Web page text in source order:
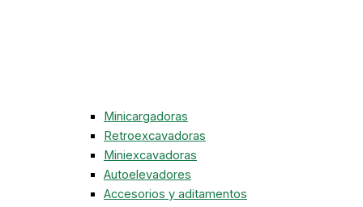
Minicargadoras
Retroexcavadoras
Miniexcavadoras
Autoelevadores
Accesorios y aditamentos